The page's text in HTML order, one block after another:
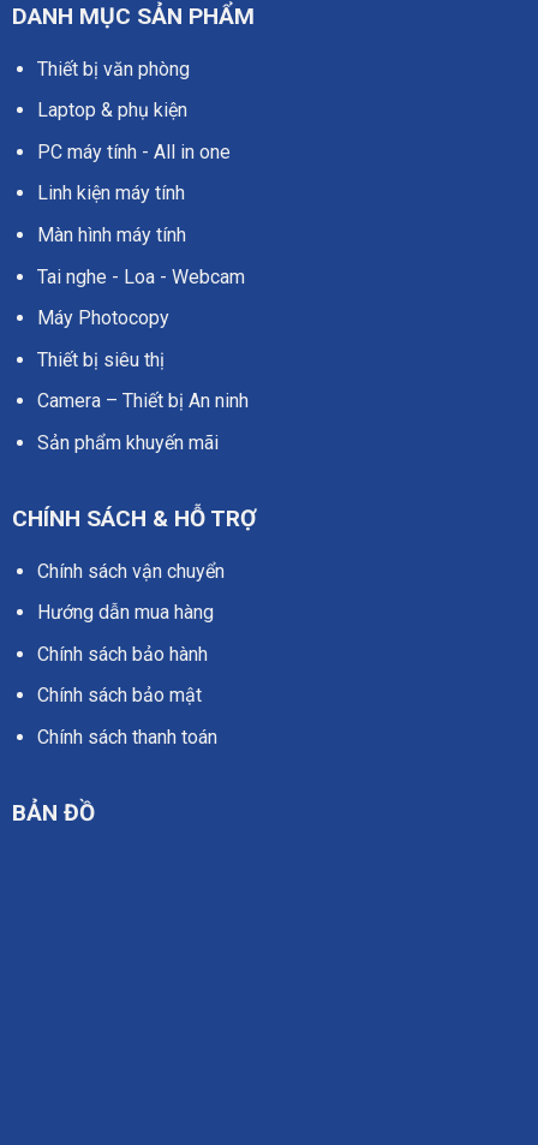
DANH MỤC SẢN PHẨM
Thiết bị văn phòng
Laptop & phụ kiện
PC máy tính - All in one
Linh kiện máy tính
Màn hình máy tính
Tai nghe - Loa - Webcam
Máy Photocopy
Thiết bị siêu thị
Camera – Thiết bị An ninh
Sản phẩm khuyến mãi
CHÍNH SÁCH & HỖ TRỢ
Chính sách vận chuyển
Hướng dẫn mua hàng
Chính sách bảo hành
Chính sách bảo mật
Chính sách thanh toán
BẢN ĐỒ